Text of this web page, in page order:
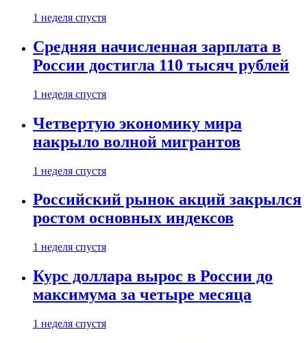
1 неделя спустя
Средняя начисленная зарплата в
России достигла 110 тысяч рублей
1 неделя спустя
Четвертую экономику мира
накрыло волной мигрантов
1 неделя спустя
Российский рынок акций закрылся
ростом основных индексов
1 неделя спустя
Курс доллара вырос в России до
максимума за четыре месяца
1 неделя спустя